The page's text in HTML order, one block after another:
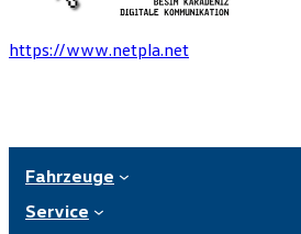
https://www.netpla.net
Fahrzeuge
Service